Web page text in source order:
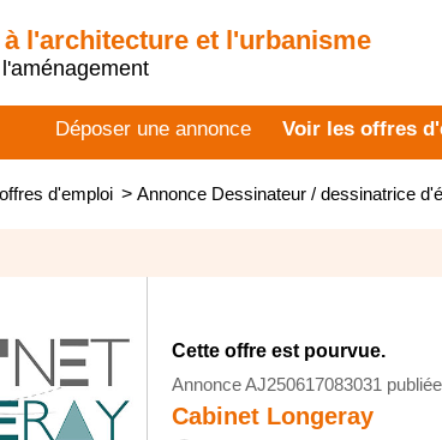
l'architecture et l'urbanisme
Déposer une annonce Voir les offres
d'emploi > Annonce Dessinateur / dessinatrice
Cette offre est pourvue.
Annonce AJ250617083031
Cabinet Longeray